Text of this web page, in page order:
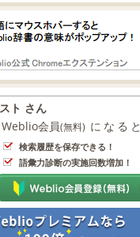
ト さん
Weblio会員(無料) になると
検索履歴を保存できる！
語彙力診断の実施回数増加！